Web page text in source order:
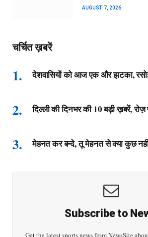
AUGUST 7, 2026
चर्चित ख़बरें
देशवासियों को आज एक और झटका,
दिल्ली की दिनभर की 10 बड़ी ख़बरें,
मेहनत कर बन्दे, तू मेहनत से क्या कुछ नहीं
Subscribe to
Get the latest sports news from NewsSite